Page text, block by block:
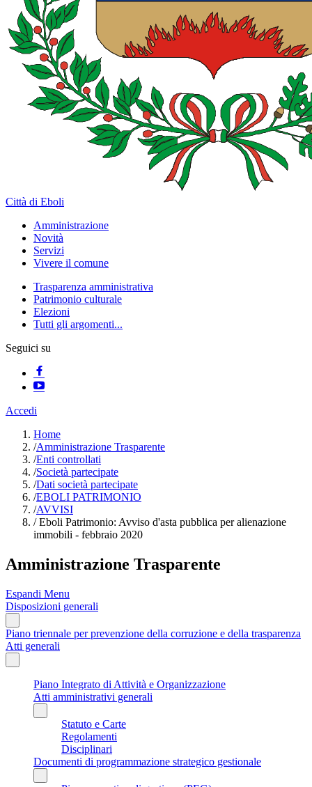
Città di Eboli
Amministrazione
Novità
Servizi
Vivere il comune
Trasparenza amministrativa
Patrimonio culturale
Elezioni
Tutti gli argomenti...
Seguici su
Accedi
Home
/Amministrazione Trasparente
/Enti controllati
/Società partecipate
/Dati società partecipate
/EBOLI PATRIMONIO
/AVVISI
/Eboli Patrimonio: Avviso d'asta pubblica per alienazione
immobili - febbraio 2020
Amministrazione Trasparente
Espandi Menu
Disposizioni generali
Piano triennale per prevenzione della corruzione e della trasparenza
Atti generali
Piano Integrato di Attività e Organizzazione
Atti amministrativi generali
Statuto e Carte
Regolamenti
Disciplinari
Documenti di programmazione strategico gestionale